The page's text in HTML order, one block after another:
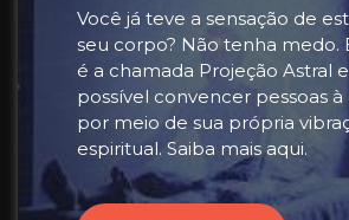
Você já teve a sensação de
seu corpo? Não tenha medo.
é a chamada Projeção Astral
possível convencer pessoas à
por meio de sua própria
espiritual. Saiba mais aqui.